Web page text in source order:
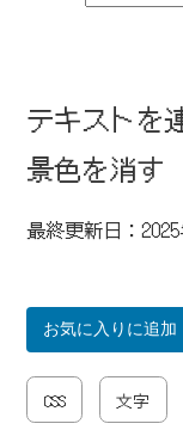
テキストを
景色を消す
最終更新日：
お気に入りに追加
CSS 文字